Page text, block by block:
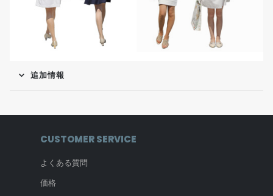
追加情報
CUSTOMER SERVICE
よくある質問
価格